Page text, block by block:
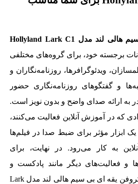
میکروفن یقه ای بی سیم هالی لند مدل Hollyland Lark C1
برجسته خود، برای گروه‌های مختلفی
ویدئوگرافرها، روزنامه‌نگاران و
و گفتگوهای روزنامه‌نگاری حضور
به ارائه صدای واضح و بدون نویز است.
که در آموزش آنلاین فعالیت می‌کنند،
یک ابزار مؤثر برای ضبط صدا در فیلم‌ها
به‌ کار می‌رود. در نهایت، برای
و فعالیت‌های دیگر مانند پادکست و
اجراهای موسیقی، میکروفن یقه ای بی سیم هالی لند مدل Lark